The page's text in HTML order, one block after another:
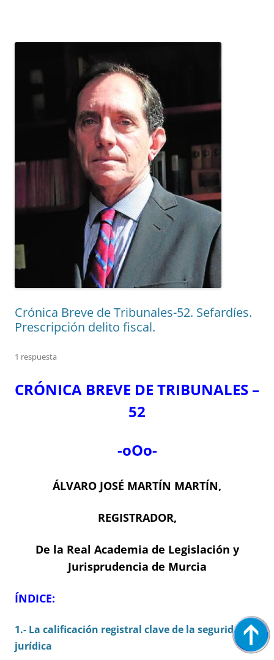
Crónica Breve de Tribunales-52. Sefardíes.
Prescripción delito fiscal.
1 respuesta
CRÓNICA BREVE DE TRIBUNALES –
52
-oOo-
ÁLVARO JOSÉ MARTÍN MARTÍN,
REGISTRADOR,
De la Real Academia de Legislación y
Jurisprudencia de Murcia
ÍNDICE:
1.- La calificación registral clave de la seguridad
jurídica